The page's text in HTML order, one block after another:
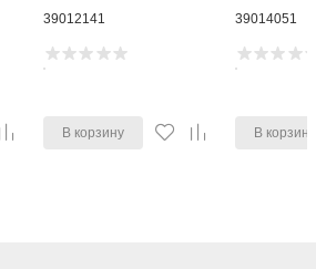
39012141
В корзину
39014051
В корзину